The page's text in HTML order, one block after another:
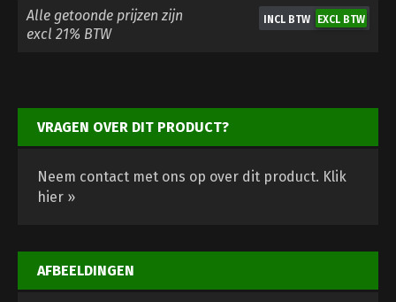
Alle getoonde prijzen zijn
excl 21% BTW
VRAGEN OVER DIT PRODUCT?
Neem contact met ons op over dit product. Klik
hier »
AFBEELDINGEN